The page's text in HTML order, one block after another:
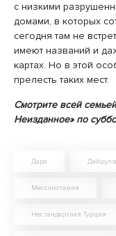
с низкими
домами, в которых
сегодня там не
имеют названий и
картах. Но в этой
прелесть таких мест.
Смотрите всей
Неизданное» по
Дара
Мессопотамия
Нестандартная Турция